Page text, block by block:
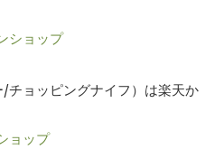
ショップ
チョッピングナイフ）は楽天か
ョップ